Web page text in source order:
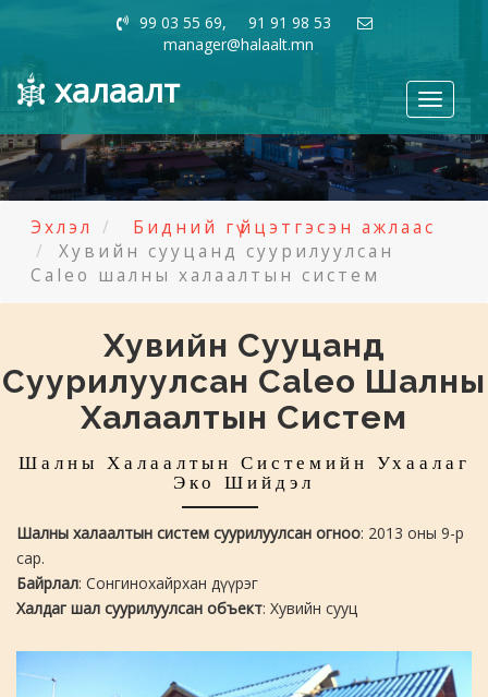
99 03 55 69, 91 91 98 53
manager@halaalt.mn
Toggle
халаалт
Эхлэл
Бидний гүйцэтгэсэн ажлаас
Хувийн сууцанд суурилуулсан
Caleo шалны халаалтын систем
Хувийн Сууцанд
Суурилуулсан Caleo Шалны
Халаалтын Систем
Шалны Халаалтын Системийн Ухаалаг
Эко Шийдэл
Шалны халаалтын систем суурилуулсан огноо: 2013 оны 9-р
сар.
Байрлал: Сонгинохайрхан дүүрэг
Халдаг шал суурилуулсан объект: Хувийн сууц